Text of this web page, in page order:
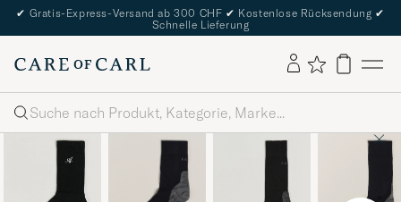
✔ Gratis-Express-Versand ab 300 CHF ✔ Kostenlose Rücksendung ✔
Schnelle Lieferung
Suche